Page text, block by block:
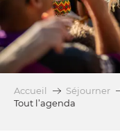
Accueil Séjourner
Tout l’agenda